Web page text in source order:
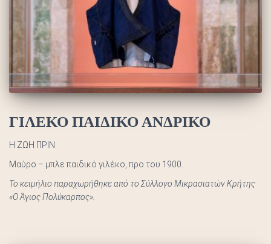
ΓΙΛΕΚΟ ΠΑΙΔΙΚΟ ΑΝΔΡΙΚΟ
Η ΖΩΗ ΠΡΙΝ
Μαύρο – μπλε παιδικό γιλέκο, προ του 1900.
Το κειμήλιο παραχωρήθηκε από το Σύλλογο Μικρασιατών Κρήτης
«Ο Άγιος Πολύκαρπος».